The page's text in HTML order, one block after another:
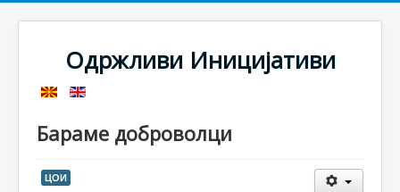
Одржливи Иницијативи
Бараме доброволци
ЦОИ